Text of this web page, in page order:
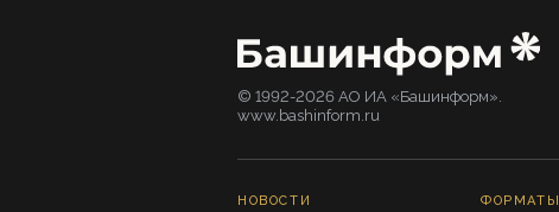
© 1992-2026 АО ИА «Башинформ».
www.bashinform.ru
НОВОСТИ ФОРМАТЫ